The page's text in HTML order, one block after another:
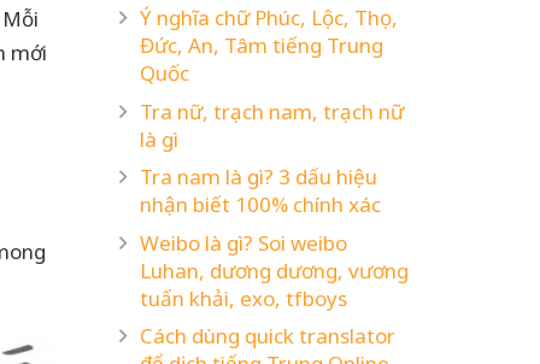
mới
Ý nghĩa chữ Phúc, Lộc, Thọ,
Đức, An, Tâm tiếng Trung
Quốc
Tra nữ, trạch nam, trạch nữ
là gì
Tra nam là gì? 3 dấu hiệu
nhận biết 100% chính xác
Weibo là gì? Soi weibo
Luhan, dương dương, vương
tuấn khải, exo, tfboys
Cách dùng quick translator